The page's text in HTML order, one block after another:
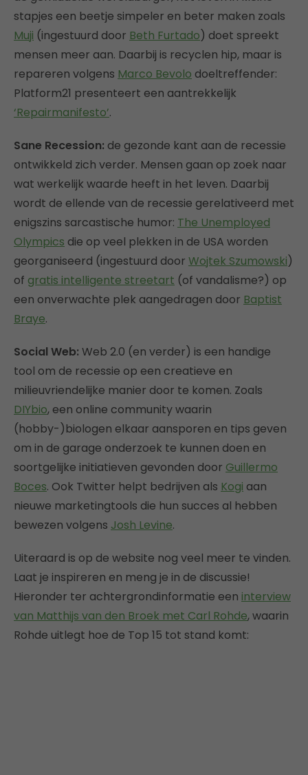
stapjes een beetje simpeler en beter maken zoals
Muji (ingestuurd door Beth Furtado) doet spreekt
mensen meer aan. Daarbij is recyclen hip, maar is
repareren volgens Marco Bevolo doeltreffender:
Platform21 presenteert een aantrekkelijk
‘Repairmanifesto’.
Sane Recession: de gezonde kant aan de recessie
ontwikkeld zich verder. Mensen gaan op zoek naar
wat werkelijk waarde heeft in het leven. Daarbij
wordt de ellende van de recessie gerelativeerd met
enigszins sarcastische humor: The Unemployed
Olympics die op veel plekken in de USA worden
georganiseerd (ingestuurd door Wojtek Szumowski)
of gratis intelligente streetart (of vandalisme?) op
een onverwachte plek aangedragen door Baptist
Braye.
Social Web: Web 2.0 (en verder) is een handige
tool om de recessie op een creatieve en
milieuvriendelijke manier door te komen. Zoals
DIYbio, een online community waarin
(hobby-)biologen elkaar aansporen en tips geven
om in de garage onderzoek te kunnen doen en
soortgelijke initiatieven gevonden door Guillermo
Boces. Ook Twitter helpt bedrijven als Kogi aan
nieuwe marketingtools die hun succes al hebben
bewezen volgens Josh Levine.
Uiteraard is op de website nog veel meer te vinden.
Laat je inspireren en meng je in de discussie!
Hieronder ter achtergrondinformatie een interview
van Matthijs van den Broek met Carl Rohde, waarin
Rohde uitlegt hoe de Top 15 tot stand komt: